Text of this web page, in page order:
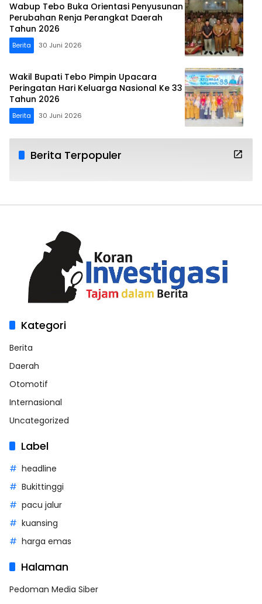
Wabup Tebo Buka Orientasi Penyusunan
Perubahan Renja Perangkat Daerah
Tahun 2026
Berita 30 Juni 2026
Wakil Bupati Tebo Pimpin Upacara
Peringatan Hari Keluarga Nasional Ke 33
Tahun 2026
Berita 30 Juni 2026
Berita Terpopuler
Kategori
Berita
Daerah
Otomotif
Internasional
Uncategorized
Label
headline
Bukittinggi
pacu jalur
kuansing
harga emas
Halaman
Pedoman Media Siber